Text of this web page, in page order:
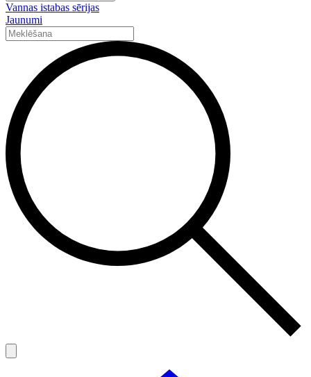
Vannas istabas sērijas
Jaunumi